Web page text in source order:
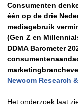
Consumenten
één op de drie
mediagebruik
(Gen Z en
DDMA Barometer
Newcom Research
Het onderzoek laat